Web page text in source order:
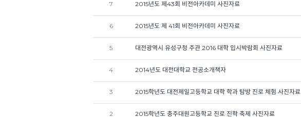
7 2015년도 제43회 비전아카데미 사진자료
6 2015년도 제 41회 비전아카데미 사진자료
5 대전광역시 유성구청 주관 2016 대학 입시박람회 사진자료
4 2014년도 대전대학교 전공소개책자
3 2015학년도 대전제일고등학교 대학 학과 탐방 진로 체험 사진자료
2 2015학년도 충주대원고등학교 진로·진학 축제 사진자료